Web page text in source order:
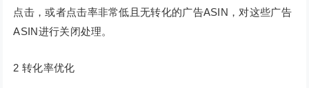
点击，或者点击率非常低且无转化的广告ASIN，对这些广告
ASIN进行关闭处理。
2 转化率优化